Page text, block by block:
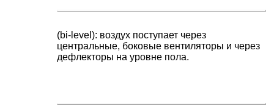
(bi-level): воздух поступает через
центральные, боковые вентиляторы и через
дефлекторы на уровне пола.